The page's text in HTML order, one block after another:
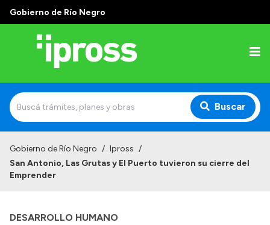
Gobierno de Río Negro
Buscar
Institucional
Autoridades
Gobierno de Río Negro / Ipross /
San Antonio, Las Grutas y El Puerto tuvieron su cierre del
Emprender
DESARROLLO HUMANO